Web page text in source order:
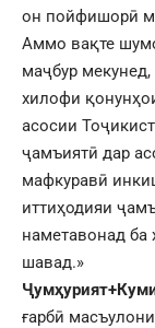
он пойфишорӣ
Аммо вақте
маҷбур
хилофи
асосии
ҷамъиятӣ дар
мафкуравӣ
иттиҳодияи
наметавонад ба
шавад.»
ғарбӣ